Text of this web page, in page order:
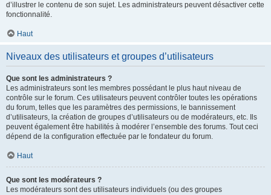
d’illustrer le contenu de son sujet. Les administrateurs peuvent désactiver cette
fonctionnalité.
Haut
Niveaux des utilisateurs et groupes d’utilisateurs
Que sont les administrateurs ?
Les administrateurs sont les membres possédant le plus haut niveau de
contrôle sur le forum. Ces utilisateurs peuvent contrôler toutes les opérations
du forum, telles que les paramètres des permissions, le bannissement
d’utilisateurs, la création de groupes d’utilisateurs ou de modérateurs, etc. Ils
peuvent également être habilités à modérer l’ensemble des forums. Tout ceci
dépend de la configuration effectuée par le fondateur du forum.
Haut
Que sont les modérateurs ?
Les modérateurs sont des utilisateurs individuels (ou des groupes